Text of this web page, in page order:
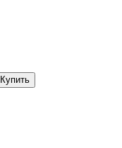
Купить